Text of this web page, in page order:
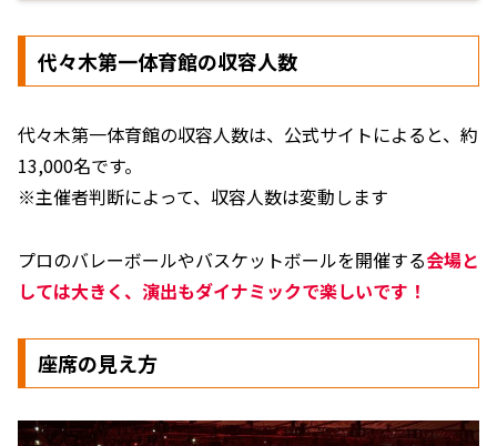
代々木第一体育館の収容人数
代々木第一体育館の収容人数は、公式サイトによると、約
13,000名です。
※主催者判断によって、収容人数は変動します
プロのバレーボールやバスケットボールを開催する会場と
しては大きく、演出もダイナミックで楽しいです！
座席の見え方